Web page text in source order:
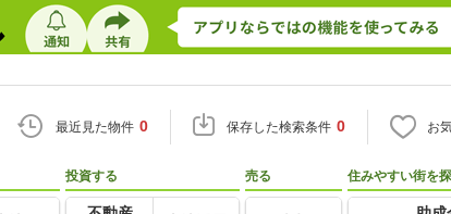
最近見た物件 0 保存した検索条件 0 お
投資する 売る 住みやすい街を